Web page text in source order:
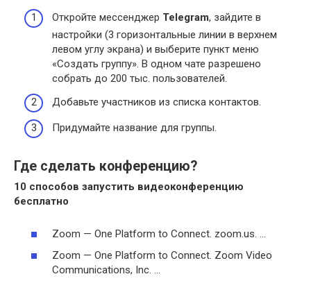
Откройте мессенджер Telegram, зайдите в
настройки (3 горизонтальные линии в верхнем
левом углу экрана) и выберите пункт меню
«Создать группу». В одном чате разрешено
собрать до 200 тыс. пользователей.
Добавьте участников из списка контактов.
Придумайте название для группы.
Где сделать конференцию?
10 способов запустить видеоконференцию
бесплатно
Zoom — One Platform to Connect. zoom.us. …
Zoom — One Platform to Connect. Zoom Video
Communications, Inc. …